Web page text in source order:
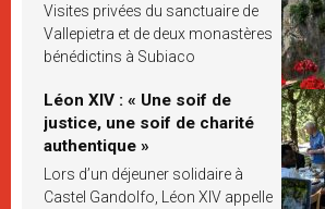
Visites privées du sanctuaire de
Vallepietra et de deux monastères
bénédictins à Subiaco
Léon XIV : « Une soif de
justice, une soif de charité
authentique »
Lors d’un déjeuner solidaire à
Castel Gandolfo, Léon XIV appelle